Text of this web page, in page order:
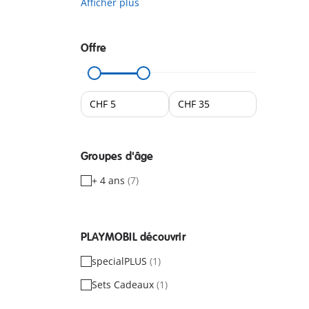
Offre
Groupes d'âge
+ 4 ans (7)
PLAYMOBIL découvrir
specialPLUS (1)
Sets Cadeaux (1)